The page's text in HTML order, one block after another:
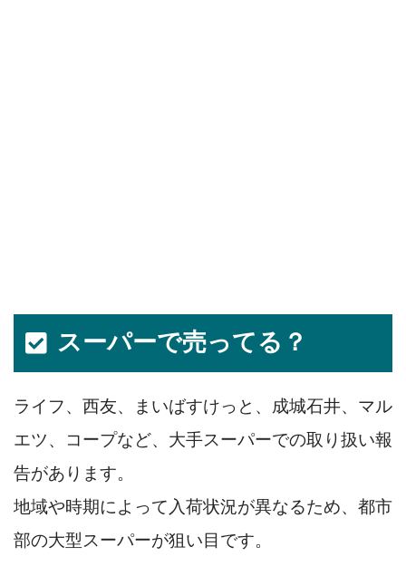
スーパーで売ってる？
ライフ、西友、まいばすけっと、成城石井、マル
エツ、コープなど、大手スーパーでの取り扱い報
告があります。
地域や時期によって入荷状況が異なるため、都市
部の大型スーパーが狙い目です。